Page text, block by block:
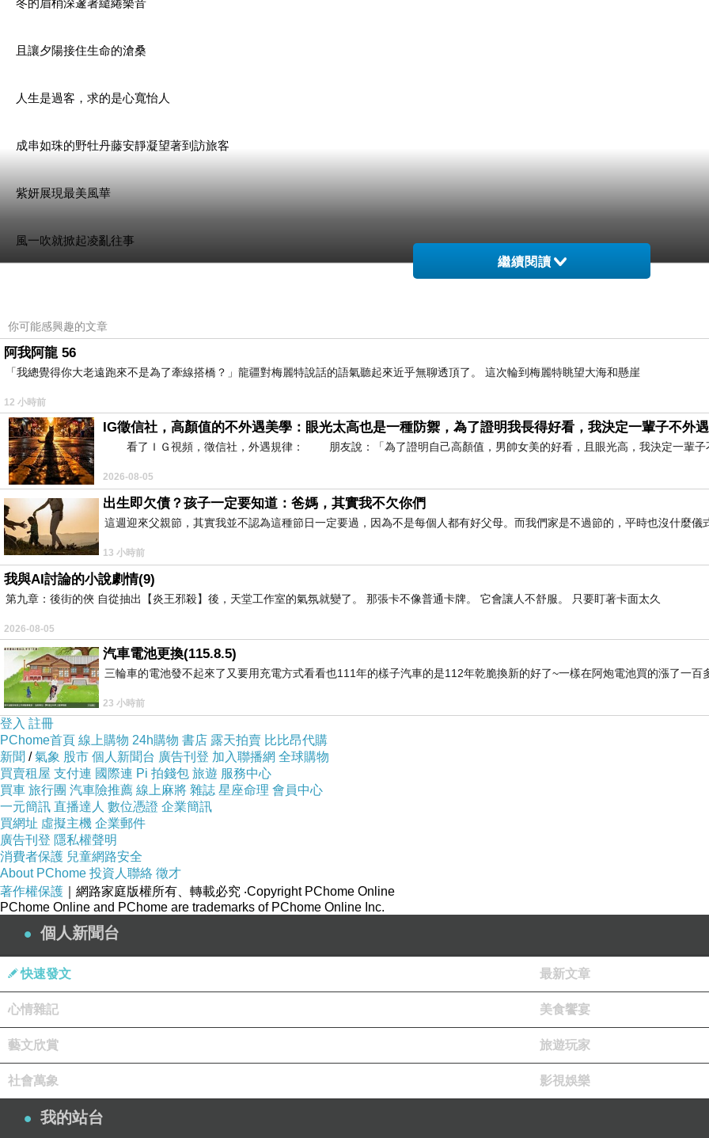
且讓夕陽接住生命的滄桑
人生是過客，求的是心寬怡人
成串如珠的野牡丹藤安靜凝望著到訪旅客
紫妍展現最美風華
風一吹就掀起凌亂往事
不免質疑是否跟晨霧合唱就可以安撫情緒海嘯
冷風穿越相思樹林髮梢
啊！看青山無所爭
且為風月草露譜曲歡唱※
https://www.ksnews.com.tw/e/110174
2026 年 6 月 10 日 更生日報
上一篇：藍雪花
下一篇：
(悄悄話)
2026-06-11 23:49:25
(悄悄話)
2026-06-11 06:47:59
繼續閱讀
你可能感興趣的文章
阿我阿龍 56
「我總覺得你大老遠跑來不是為了牽線搭橋？」龍疆對梅麗特說話的語氣聽起來近乎無聊透頂了。 這次輪到梅麗特眺望大海和懸崖
12 小時前
IG徵信社，高顏值的不外遇美學：眼光太高也是一種防禦，為了證明我長得好看，我決定一輩子不外
看了ＩＧ視頻，徵信社，外遇規律： 朋友說：「為了證明自己高顏值，男帥女美的好看，且眼光高，我決定一輩子
2026-08-05
出生即欠債？孩子一定要知道：爸媽，其實我不欠你們
這週迎來父親節，其實我並不認為這種節日一定要過，因為不是每個人都有好父母。而我們家是不過節的，平時也沒什麼儀
13 小時前
我與AI討論的小說劇情(9)
第九章：後街的俠 自從抽出【炎王邪殺】後，天堂工作室的氣氛就變了。 那張卡不像普通卡牌。 它會讓人不舒服。 只要盯著卡面太久
2026-08-05
汽車電池更換(115.8.5)
三輪車的電池發不起來了又要用充電方式看看也111年的樣子汽車的是112年乾脆換新的好了~一樣在阿炮電池買的漲了一百
23 小時前
登入 註冊
PChome首頁 線上購物 24h購物 書店 露天拍賣 比比昂代購
新聞 /氣象 股市 個人新聞台 廣告刊登 加入聯播網 全球購物
買賣租屋 支付連 國際連 Pi 拍錢包 旅遊 服務中心
買車 旅行團 汽車險推薦 線上麻將 雜誌 星座命理 會員中心
一元簡訊 直播達人 數位憑證 企業簡訊
買網址 虛擬主機 企業郵件
廣告刊登 隱私權聲明
消費者保護 兒童網路安全
About PChome 投資人聯絡 徵才
著作權保護 ｜網路家庭版權所有、轉載必究 ‧Copyright PChome Online
PChome Online and PChome are trademarks of PChome Online Inc.
個人新聞台
快速發文 最新文章
心情雜記 美食饗宴
藝文欣賞 旅遊玩家
社會萬象 影視娛樂
我的站台